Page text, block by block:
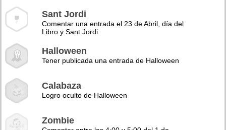
Sant Jordi
Comentar una entrada el 23 de Abril, día del
Libro y Sant Jordi
Halloween
Tener publicada una entrada de Halloween
Calabaza
Logro oculto de Halloween
Zombie